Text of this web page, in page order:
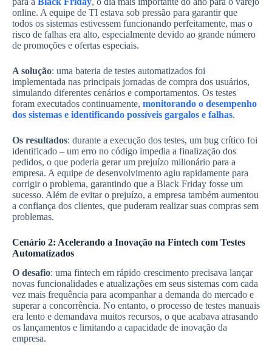
online. A equipe de TI estava sob pressão para garantir que
todos os sistemas estivessem funcionando perfeitamente, mas o
risco de falhas era alto, especialmente devido ao grande número
de promoções e ofertas especiais.
A solução: uma bateria de testes automatizados foi
implementada nas principais jornadas de compra dos usuários,
simulando diferentes cenários e comportamentos. Os testes
foram executados continuamente, monitorando o desempenho
dos sistemas e identificando possíveis gargalos e falhas.
Os resultados: durante a execução dos testes, um bug crítico foi
identificado – um erro no código impedia a finalização dos
pedidos, o que poderia gerar um prejuízo milionário para a
empresa. A equipe de desenvolvimento agiu rapidamente para
corrigir o problema, garantindo que a Black Friday fosse um
sucesso. Além de evitar o prejuízo, a empresa também aumentou
a confiança dos clientes, que puderam realizar suas compras sem
problemas.
Cenário 2: Acelerando a Inovação na Fintech com Testes
Automatizados
O desafio: uma fintech em rápido crescimento precisava lançar
novas funcionalidades e atualizações em seus sistemas com cada
vez mais frequência para acompanhar a demanda do mercado e
superar a concorrência. No entanto, o processo de testes manuais
era lento e demandava muitos recursos, o que acabava atrasando
os lançamentos e limitando a capacidade de inovação da
empresa.